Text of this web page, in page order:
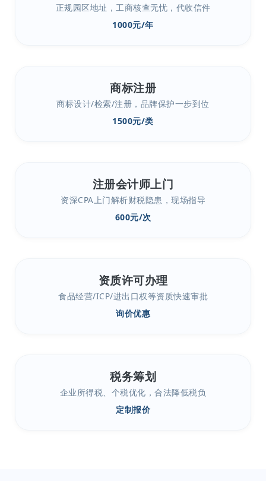
正规园区地址，工商核查无忧，代收信件
1000元/年
商标注册
商标设计/检索/注册，品牌保护一步到位
1500元/类
注册会计师上门
资深CPA上门解析财税隐患，现场指导
600元/次
资质许可办理
食品经营/ICP/进出口权等资质快速审批
询价优惠
税务筹划
企业所得税、个税优化，合法降低税负
定制报价